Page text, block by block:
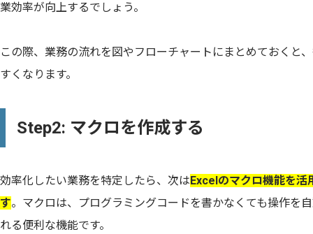
業効率が向上するでしょう。
この際、業務の流れを図やフローチャートにまとめておくと
すくなります。
Step2: マクロを作成する
効率化したい業務を特定したら、次はExcelのマクロ機能を活
す。マクロは、プログラミングコードを書かなくても操作を
れる便利な機能です。